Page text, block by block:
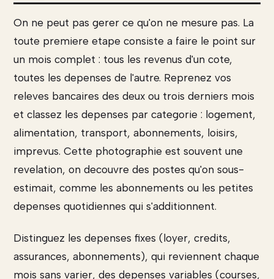
On ne peut pas gerer ce qu'on ne mesure pas. La
toute premiere etape consiste a faire le point sur
un mois complet : tous les revenus d'un cote,
toutes les depenses de l'autre. Reprenez vos
releves bancaires des deux ou trois derniers mois
et classez les depenses par categorie : logement,
alimentation, transport, abonnements, loisirs,
imprevus. Cette photographie est souvent une
revelation, on decouvre des postes qu'on sous-
estimait, comme les abonnements ou les petites
depenses quotidiennes qui s'additionnent.
Distinguez les depenses fixes (loyer, credits,
assurances, abonnements), qui reviennent chaque
mois sans varier, des depenses variables (courses,